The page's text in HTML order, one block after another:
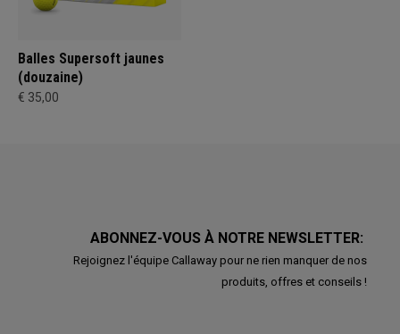
Balles Supersoft jaunes
(douzaine)
€ 35,00
ABONNEZ-VOUS À NOTRE NEWSLETTER:
Rejoignez l'équipe Callaway pour ne rien manquer de nos
produits, offres et conseils !